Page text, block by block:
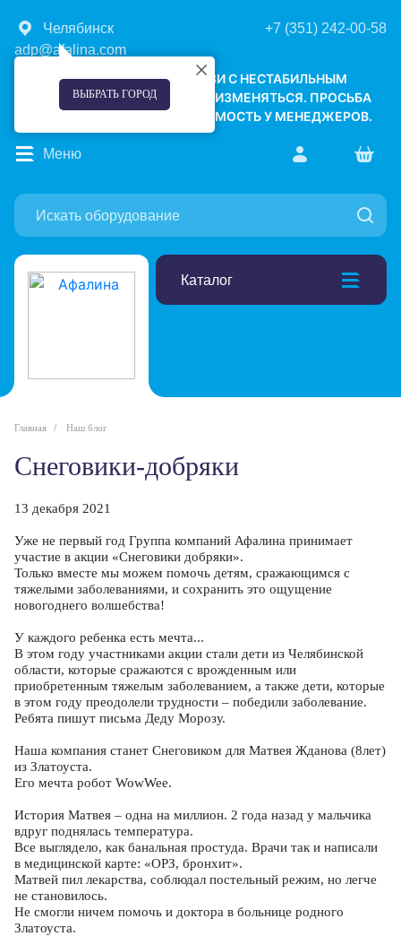
Челябинск
ВЫБРАТЬ ГОРОД
+7 (351) 242-00-58
adp@afalina.com
УВАЖАЕМЫЕ КЛИЕНТЫ! В СВЯЗИ С НЕСТАБИЛЬНЫМ
КУРСОМ ВАЛЮТ, ЦЕНЫ МОГУТ ИЗМЕНЯТЬСЯ. ПРОСЬБА
УТОЧНЯТЬ АКТУАЛЬНУЮ СТОИМОСТЬ У МЕНЕДЖЕРОВ.
Каталог
Меню
Главная Наш блог
Снеговики-добряки
13 декабря 2021
Уже не первый год Группа компаний Афалина принимает
участие в акции «Снеговики добряки».
Только вместе мы можем помочь детям, сражающимся с
тяжелыми заболеваниями, и сохранить это ощущение
новогоднего волшебства!
У каждого ребенка есть мечта...
В этом году участниками акции стали дети из Челябинской
области, которые сражаются с врожденным или
приобретенным тяжелым заболеванием, а также дети, которые
в этом году преодолели трудности – победили заболевание.
Ребята пишут письма Деду Морозу.
Наша компания станет Снеговиком для Матвея Жданова (8лет)
из Златоуста.
Его мечта робот WowWee.
История Матвея – одна на миллион. 2 года назад у мальчика
вдруг поднялась температура.
Все выглядело, как банальная простуда. Врачи так и написали
в медицинской карте: «ОРЗ, бронхит».
Матвей пил лекарства, соблюдал постельный режим, но легче
не становилось.
Не смогли ничем помочь и доктора в больнице родного
Златоуста.